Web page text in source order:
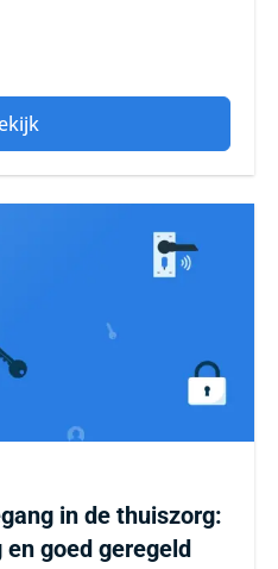
in de thuiszorg:
goed geregeld